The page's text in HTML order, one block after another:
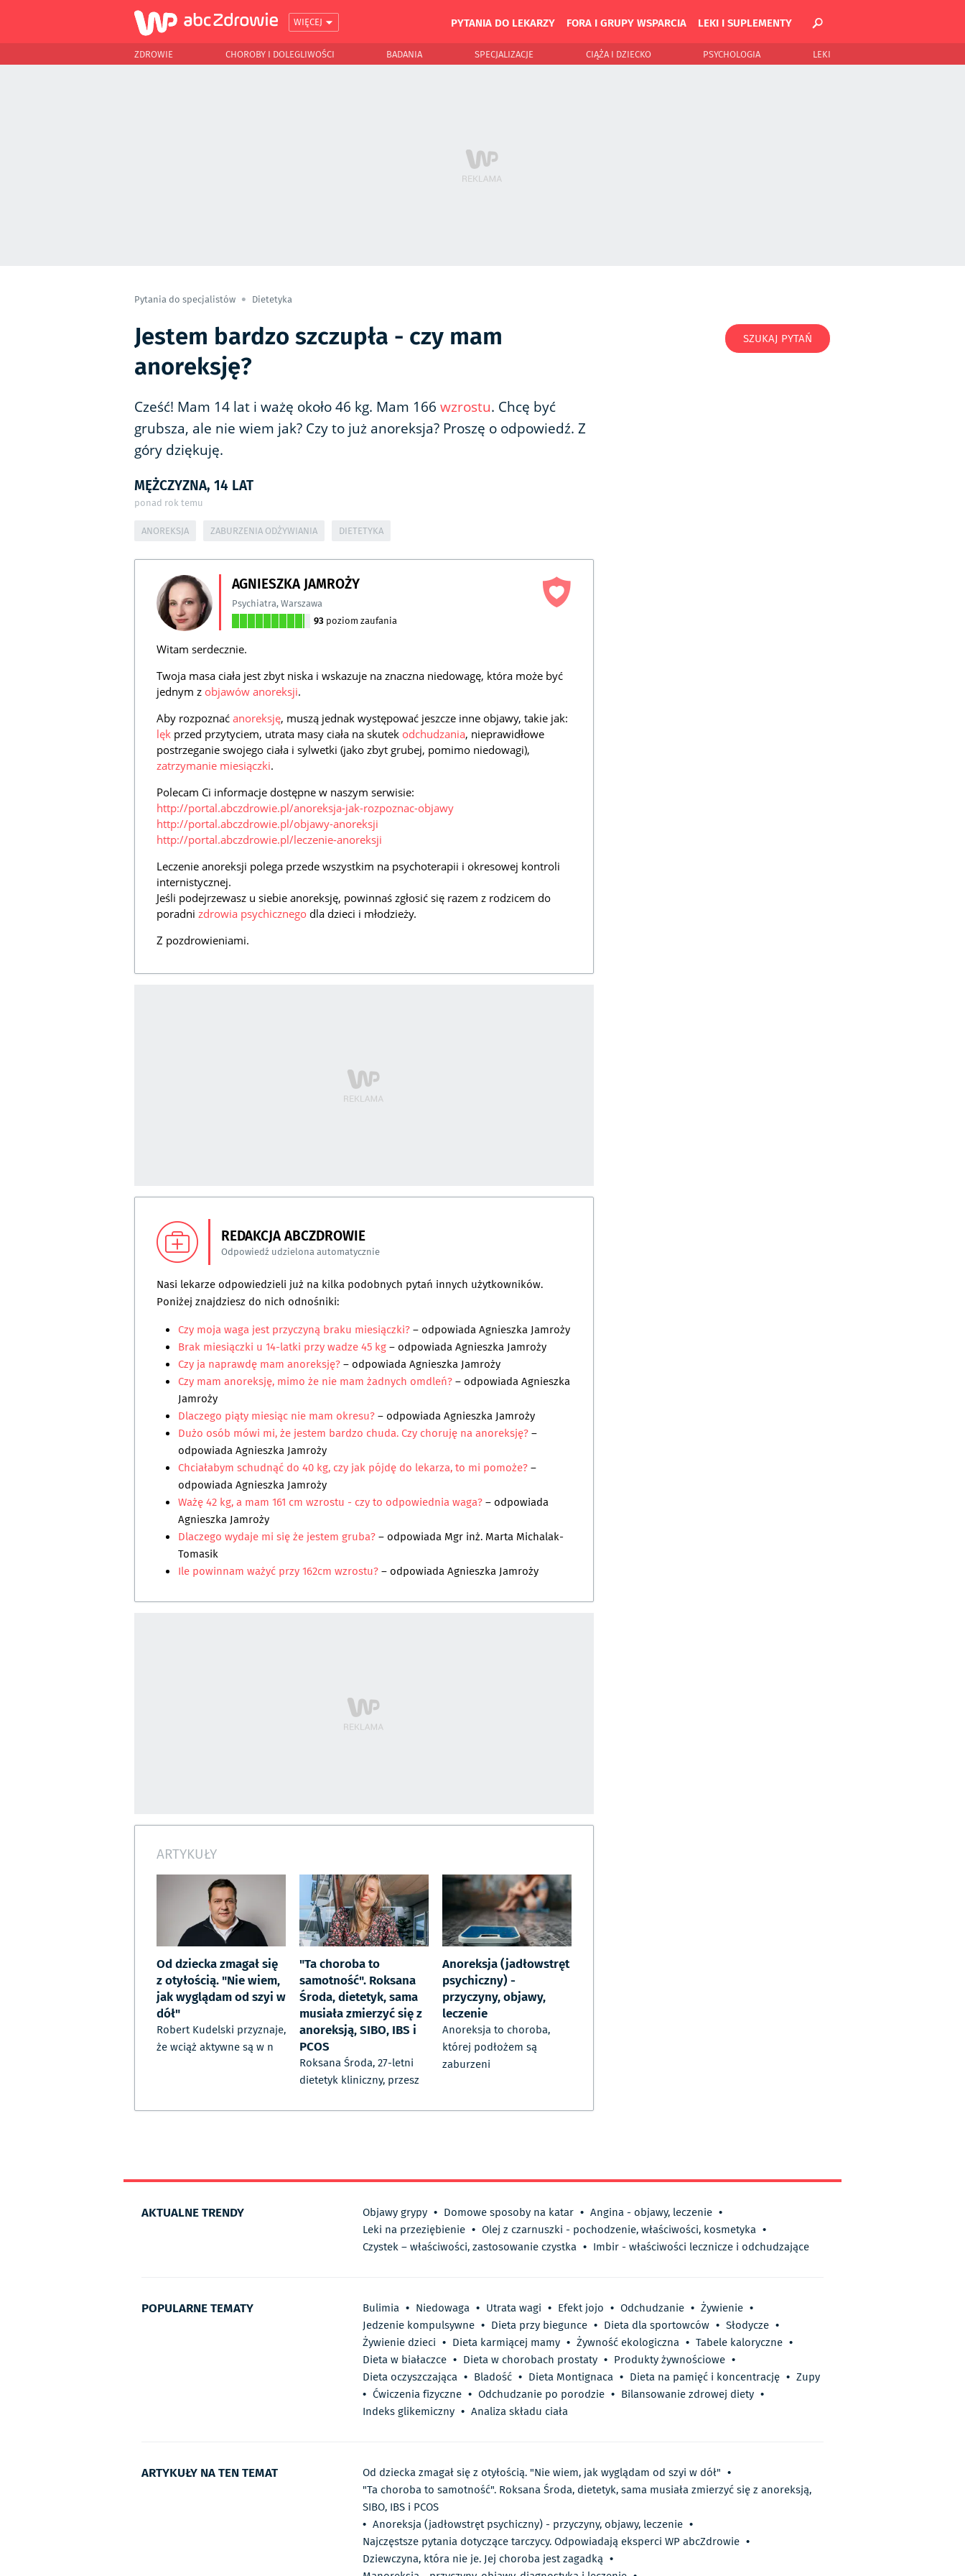
WIĘCEJ PYTANIA DO LEKARZY FORA I GRUPY WSPARCIA LEKI I SUPLEMENTY
ZDROWIE CHOROBY I DOLEGLIWOŚCI BADANIA SPECJALIZACJE CIĄŻA I DZIECKO PSYCHOLOGIA LEKI
Pytania do specjalistów Dietetyka
Jestem bardzo szczupła - czy mam
anoreksję?
Cześć! Mam 14 lat i ważę około 46 kg. Mam 166 wzrostu. Chcę być
grubsza, ale nie wiem jak? Czy to już anoreksja? Proszę o odpowiedź. Z
góry dziękuję.
MĘŻCZYZNA, 14 LAT
ponad rok temu
ANOREKSJA ZABURZENIA ODŻYWIANIA DIETETYKA
AGNIESZKA JAMROŻY
Psychiatra,Warszawa
93 poziom zaufania
Witam serdecznie.
Twoja masa ciała jest zbyt niska i wskazuje na znaczna niedowagę, która może być
jednym z objawów anoreksji.
Aby rozpoznać anoreksję, muszą jednak występować jeszcze inne objawy, takie jak:
lęk przed przytyciem, utrata masy ciała na skutek odchudzania, nieprawidłowe
postrzeganie swojego ciała i sylwetki (jako zbyt grubej, pomimo niedowagi),
zatrzymanie miesiączki.
Polecam Ci informacje dostępne w naszym serwisie:
http://portal.abczdrowie.pl/anoreksja-jak-rozpoznac-objawy
http://portal.abczdrowie.pl/objawy-anoreksji
http://portal.abczdrowie.pl/leczenie-anoreksji
Leczenie anoreksji polega przede wszystkim na psychoterapii i okresowej kontroli
internistycznej.
Jeśli podejrzewasz u siebie anoreksję, powinnaś zgłosić się razem z rodzicem do
poradni zdrowia psychicznego dla dzieci i młodzieży.
Z pozdrowieniami.
REDAKCJA ABCZDROWIE
Odpowiedź udzielona automatycznie
Nasi lekarze odpowiedzieli już na kilka podobnych pytań innych użytkowników.
Poniżej znajdziesz do nich odnośniki:
Czy moja waga jest przyczyną braku miesiączki?– odpowiadaAgnieszka Jamroży
Brak miesiączki u 14-latki przy wadze 45 kg– odpowiadaAgnieszka Jamroży
Czy ja naprawdę mam anoreksję?– odpowiadaAgnieszka Jamroży
Czy mam anoreksję, mimo że nie mam żadnych omdleń?– odpowiadaAgnieszka
Jamroży
Dlaczego piąty miesiąc nie mam okresu?– odpowiadaAgnieszka Jamroży
Dużo osób mówi mi, że jestem bardzo chuda. Czy choruję na anoreksję?–
odpowiadaAgnieszka Jamroży
Chciałabym schudnąć do 40 kg, czy jak pójdę do lekarza, to mi pomoże?–
odpowiadaAgnieszka Jamroży
Ważę 42 kg, a mam 161 cm wzrostu - czy to odpowiednia waga?– odpowiada
Agnieszka Jamroży
Dlaczego wydaje mi się że jestem gruba?– odpowiada Mgr inż. Marta Michalak-
Tomasik
Ile powinnam ważyć przy 162cm wzrostu?– odpowiadaAgnieszka Jamroży
ARTYKUŁY
Od dziecka zmagał się
z otyłością. "Nie wiem,
jak wyglądam od szyi w
dół"
Robert Kudelski przyznaje,
że wciąż aktywne są w n
"Ta choroba to
samotność". Roksana
Środa, dietetyk, sama
musiała zmierzyć się z
anoreksją, SIBO, IBS i
PCOS
Roksana Środa, 27-letni
dietetyk kliniczny, przesz
Anoreksja (jadłowstręt
psychiczny) -
przyczyny, objawy,
leczenie
Anoreksja to choroba,
której podłożem są
zaburzeni
SZUKAJ PYTAŃ
AKTUALNE TRENDY Objawy grypy • Domowe sposoby na katar • Angina - objawy, leczenie •
Leki na przeziębienie • Olej z czarnuszki - pochodzenie, właściwości, kosmetyka •
Czystek – właściwości, zastosowanie czystka • Imbir - właściwości lecznicze i odchudzające
POPULARNE TEMATY Bulimia • Niedowaga • Utrata wagi • Efekt jojo • Odchudzanie • Żywienie •
Jedzenie kompulsywne • Dieta przy biegunce • Dieta dla sportowców • Słodycze •
Żywienie dzieci • Dieta karmiącej mamy • Żywność ekologiczna • Tabele kaloryczne •
Dieta w białaczce • Dieta w chorobach prostaty • Produkty żywnościowe •
Dieta oczyszczająca • Bladość • Dieta Montignaca • Dieta na pamięć i koncentrację • Zupy
• Ćwiczenia fizyczne • Odchudzanie po porodzie • Bilansowanie zdrowej diety •
Indeks glikemiczny • Analiza składu ciała
ARTYKUŁY NA TEN TEMAT Od dziecka zmagał się z otyłością. "Nie wiem, jak wyglądam od szyi w dół" •
"Ta choroba to samotność". Roksana Środa, dietetyk, sama musiała zmierzyć się z anoreksją,
SIBO, IBS i PCOS
• Anoreksja (jadłowstręt psychiczny) - przyczyny, objawy, leczenie •
Najczęstsze pytania dotyczące tarczycy. Odpowiadają eksperci WP abcZdrowie •
Dziewczyna, która nie je. Jej choroba jest zagadką •